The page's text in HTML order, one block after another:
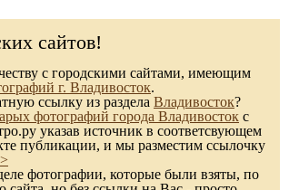
сайтов!
с городскими сайтами, имеющим
г. Владивосток.
ссылку из раздела Владивосток?
фотографий города Владивосток с
указав источник в соответсвующем
публикации, и мы разместим ссылочку
фотографии, которые были взяты, по